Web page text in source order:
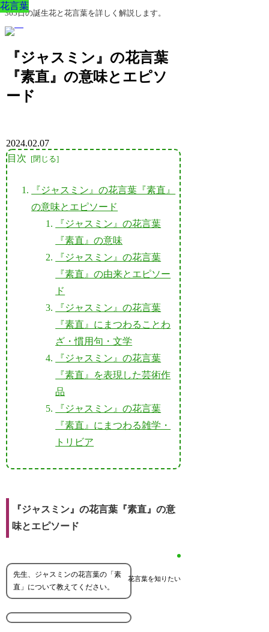
365日の誕生花と花言葉を詳しく解説します。
『ジャスミン』の花言葉
『素直』の意味とエピソ
ード
花言葉
2024.02.07
目次
『ジャスミン』の花言葉『素直』
の意味とエピソード
『ジャスミン』の花言葉
『素直』の意味
『ジャスミン』の花言葉
『素直』の由来とエピソー
ド
『ジャスミン』の花言葉
『素直』にまつわることわ
ざ・慣用句・文学
『ジャスミン』の花言葉
『素直』を表現した芸術作
品
『ジャスミン』の花言葉
『素直』にまつわる雑学・
トリビア
『ジャスミン』の花言葉『素直』の意
味とエピソード
花言葉を知りたい
先生、ジャスミンの花言葉の「素
直」について教えてください。
花言葉
花言葉
花言葉
花言葉
花言葉
花言葉